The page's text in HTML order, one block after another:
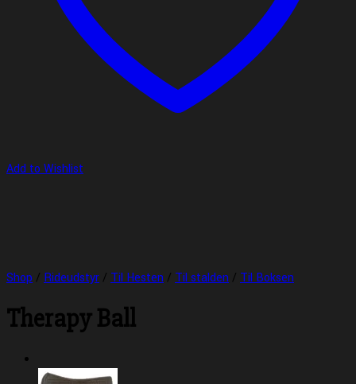
Add to Wishlist
Shop / Rideudstyr / Til Hesten / Til stalden / Til Boksen
Therapy Ball